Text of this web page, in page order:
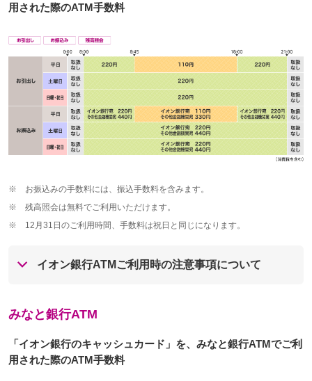
用された際のATM手数料
※
お振込みの手数料には、振込手数料を含みます。
※
残高照会は無料でご利用いただけます。
※
12月31日のご利用時間、手数料は祝日と同じになります。
イオン銀行ATMご利用時の注意事項について
みなと銀行ATM
「イオン銀行のキャッシュカード」を、みなと銀行ATMでご利
用された際のATM手数料